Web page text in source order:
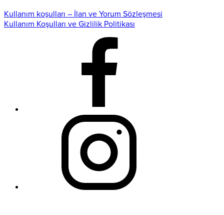
Kullanım koşulları – İlan ve Yorum Sözleşmesi
Kullanım Koşulları ve Gizlilik Politikası